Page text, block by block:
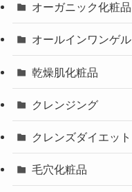
オーガニック化粧品
オールインワンゲル
乾燥肌化粧品
クレンジング
クレンズダイエット
毛穴化粧品